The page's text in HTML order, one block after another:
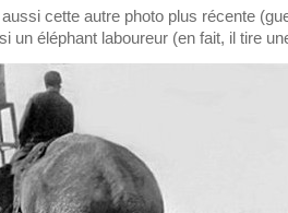
cette autre photo plus récente
un éléphant laboureur (en fait, il tire